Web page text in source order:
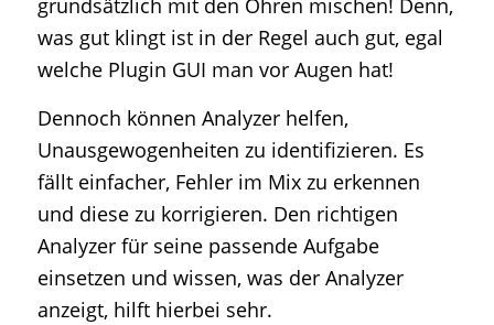
grundsätzlich mit den Ohren mischen! Denn,
was gut klingt ist in der Regel auch gut, egal
welche Plugin GUI man vor Augen hat!
Dennoch können Analyzer helfen,
Unausgewogenheiten zu identifizieren. Es
fällt einfacher, Fehler im Mix zu erkennen
und diese zu korrigieren. Den richtigen
Analyzer für seine passende Aufgabe
einsetzen und wissen, was der Analyzer
anzeigt, hilft hierbei sehr.